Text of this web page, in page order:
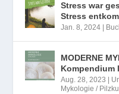
Stress war
Stress
Jan. 8, 2024
MODERNE
Kompendium
Aug. 28, 2023
Mykologie /